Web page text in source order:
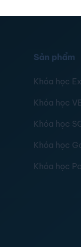
Sản phẩm
Khóa học
Khóa học
Khóa học
Khóa học
Khóa học